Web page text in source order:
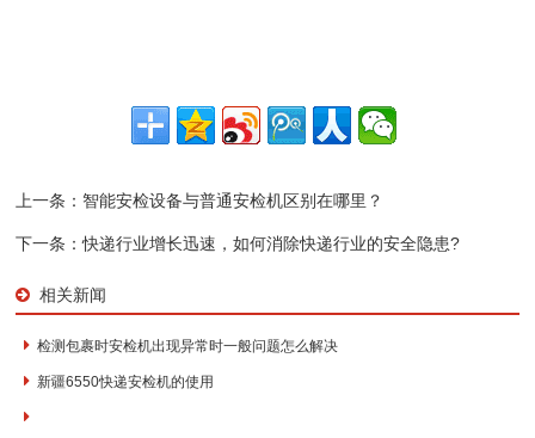
上一条： 智能安检设备与普通安检机区别在哪里？
下一条：快递行业增长迅速，如何消除快递行业的安全隐患?
相关新闻
检测包裹时安检机出现异常时一般问题怎么解决
新疆6550快递安检机的使用